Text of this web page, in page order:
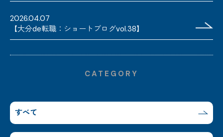
2026.04.07
【大分de転職：ショートブログvol.38】
CATEGORY
すべて